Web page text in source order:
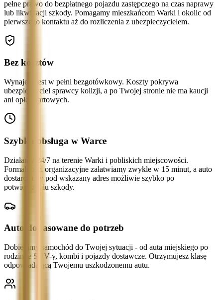
pełne prawo do bezpłatnego pojazdu zastępczego na czas naprawy
lub likwidacji szkody. Pomagamy mieszkańcom Warki i okolic od
pierwszego kontaktu aż do rozliczenia z ubezpieczycielem.
Bez kosztów
Wynajem jest w pełni bezgotówkowy. Koszty pokrywa
ubezpieczyciel sprawcy kolizji, a po Twojej stronie nie ma kaucji
ani opłat startowych.
Szybka obsługa w Warce
Działamy 24/7 na terenie Warki i pobliskich miejscowości.
Formalności organizacyjne załatwiamy zwykle w 15 minut, a auto
dostarczamy pod wskazany adres możliwie szybko po
potwierdzeniu szkody.
Auto dopasowane do potrzeb
Dobieramy samochód do Twojej sytuacji - od auta miejskiego po
rodzinne SUV-y, kombi i pojazdy dostawcze. Otrzymujesz klasę
odpowiadającą Twojemu uszkodzonemu autu.